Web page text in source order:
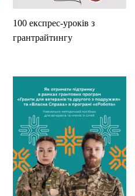
100 експрес-уроків з
грантрайтингу